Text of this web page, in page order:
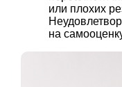
или плохих
на